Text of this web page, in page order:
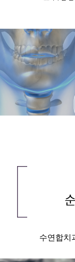
수연합치